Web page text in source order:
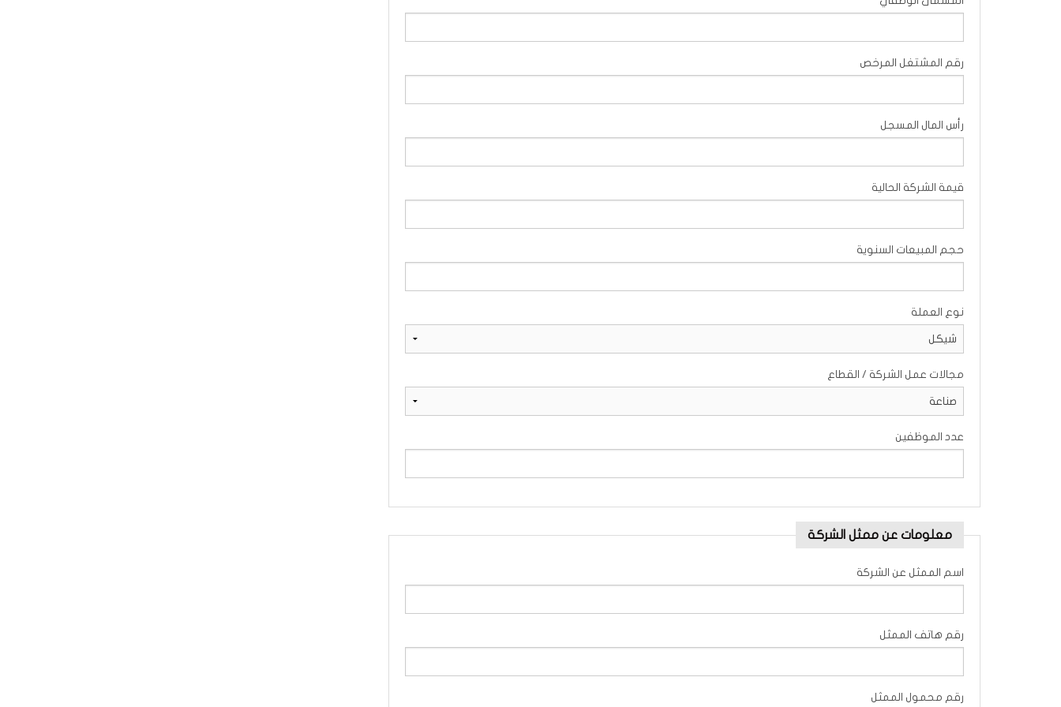
رقم المشتغل المرخص
رأس المال المسجل
قيمة الشركة الحالية
حجم المبيعات السنوية
نوع العملة
مجالات عمل الشركة / القطاع
عدد الموظفين
معلومات عن ممثل الشركة
اسم الممثل عن الشركة
رقم هاتف الممثل
رقم محمول الممثل